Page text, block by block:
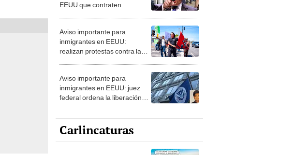
EEUU que contraten
Aviso importante para
inmigrantes en EEUU:
realizan protestas contra las
Aviso importante para
inmigrantes en EEUU: juez
federal ordena la liberación
detenido por ICE
Carlincaturas